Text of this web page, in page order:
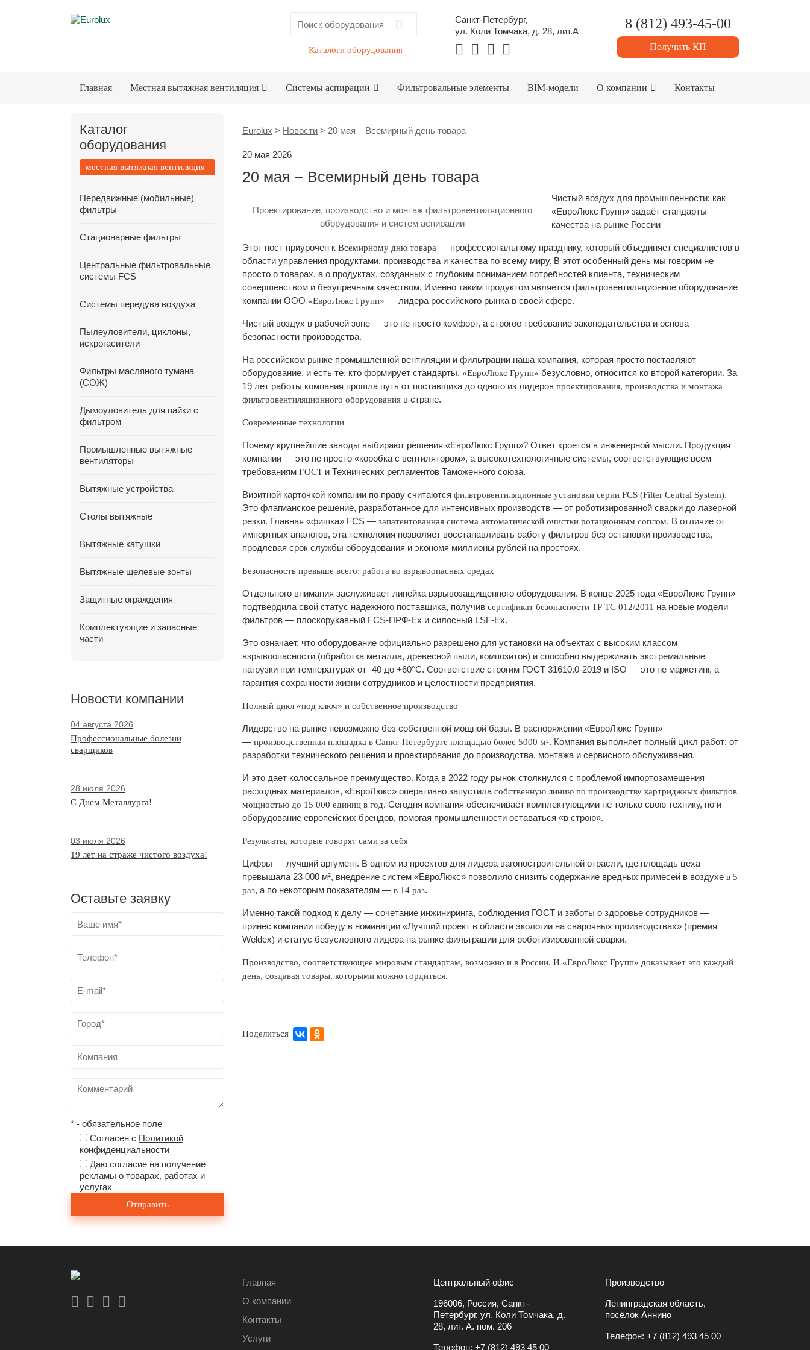
Каталоги оборудования
Санкт-Петербург,
ул. Коли Томчака, д. 28, лит.А
8 (812) 493-45-00
Получить КП
Главная Местная вытяжная вентиляция Системы аспирации Фильтровальные элементы BIM-модели О компании Контакты
Каталог
оборудования
местная вытяжная вентиляция
Передвижные (мобильные)
фильтры
Стационарные фильтры
Центральные фильтровальные
системы FCS
Системы передува воздуха
Пылеуловители, циклоны,
искрогасители
Фильтры масляного тумана
(СОЖ)
Дымоуловитель для пайки с
фильтром
Промышленные вытяжные
вентиляторы
Вытяжные устройства
Столы вытяжные
Вытяжные катушки
Вытяжные щелевые зонты
Защитные ограждения
Комплектующие и запасные
части
Новости компании
04 августа 2026
Профессиональные болезни
сварщиков
28 июля 2026
С Днем Металлурга!
03 июля 2026
19 лет на страже чистого воздуха!
Оставьте заявку
* - обязательное поле
Согласен с Политикой
конфиденциальности
Даю согласие на получение
рекламы о товарах, работах и
услугах
Eurolux > Новости > 20 мая – Всемирный день товара
20 мая 2026
20 мая – Всемирный день товара
Проектирование, производство и монтаж фильтровентиляционного
оборудования и систем аспирации
Чистый воздух для промышленности: как
«ЕвроЛюкс Групп» задаёт стандарты
качества на рынке России
Этот пост приурочен к Всемирному дню товара — профессиональному празднику, который объединяет специалистов в
области управления продуктами, производства и качества по всему миру. В этот особенный день мы говорим не
просто о товарах, а о продуктах, созданных с глубоким пониманием потребностей клиента, техническим
совершенством и безупречным качеством. Именно таким продуктом является фильтровентиляционное оборудование
компании ООО «ЕвроЛюкс Групп» — лидера российского рынка в своей сфере.
Чистый воздух в рабочей зоне — это не просто комфорт, а строгое требование законодательства и основа
безопасности производства.
На российском рынке промышленной вентиляции и фильтрации наша компания, которая просто поставляют
оборудование, и есть те, кто формирует стандарты. «ЕвроЛюкс Групп» безусловно, относится ко второй категории. За
19 лет работы компания прошла путь от поставщика до одного из лидеров проектирования, производства и монтажа
фильтровентиляционного оборудования в стране.
Современные технологии
Почему крупнейшие заводы выбирают решения «ЕвроЛюкс Групп»? Ответ кроется в инженерной мысли. Продукция
компании — это не просто «коробка с вентилятором», а высокотехнологичные системы, соответствующие всем
требованиям ГОСТ и Технических регламентов Таможенного союза.
Визитной карточкой компании по праву считаются фильтровентиляционные установки серии FCS (Filter Central System).
Это флагманское решение, разработанное для интенсивных производств — от роботизированной сварки до лазерной
резки. Главная «фишка» FCS — запатентованная система автоматической очистки ротационным соплом. В отличие от
импортных аналогов, эта технология позволяет восстанавливать работу фильтров без остановки производства,
продлевая срок службы оборудования и экономя миллионы рублей на простоях.
Безопасность превыше всего: работа во взрывоопасных средах
Отдельного внимания заслуживает линейка взрывозащищенного оборудования. В конце 2025 года «ЕвроЛюкс Групп»
подтвердила свой статус надежного поставщика, получив сертификат безопасности ТР ТС 012/2011 на новые модели
фильтров — плоскорукавный FCS-ПРФ-Ех и силосный LSF-Ех.
Это означает, что оборудование официально разрешено для установки на объектах с высоким классом
взрывоопасности (обработка металла, древесной пыли, композитов) и способно выдерживать экстремальные
нагрузки при температурах от -40 до +60°C. Соответствие строгим ГОСТ 31610.0-2019 и ISO — это не маркетинг, а
гарантия сохранности жизни сотрудников и целостности предприятия.
Полный цикл «под ключ» и собственное производство
Лидерство на рынке невозможно без собственной мощной базы. В распоряжении «ЕвроЛюкс Групп»
— производственная площадка в Санкт-Петербурге площадью более 5000 м². Компания выполняет полный цикл работ: от
разработки технического решения и проектирования до производства, монтажа и сервисного обслуживания.
И это дает колоссальное преимущество. Когда в 2022 году рынок столкнулся с проблемой импортозамещения
расходных материалов, «ЕвроЛюкс» оперативно запустила собственную линию по производству картриджных фильтров
мощностью до 15 000 единиц в год. Сегодня компания обеспечивает комплектующими не только свою технику, но и
оборудование европейских брендов, помогая промышленности оставаться «в строю».
Результаты, которые говорят сами за себя
Цифры — лучший аргумент. В одном из проектов для лидера вагоностроительной отрасли, где площадь цеха
превышала 23 000 м², внедрение систем «ЕвроЛюкс» позволило снизить содержание вредных примесей в воздухе в 5
раз, а по некоторым показателям — в 14 раз.
Именно такой подход к делу — сочетание инжиниринга, соблюдения ГОСТ и заботы о здоровье сотрудников —
принес компании победу в номинации «Лучший проект в области экологии на сварочных производствах» (премия
Weldex) и статус безусловного лидера на рынке фильтрации для роботизированной сварки.
Производство, соответствующее мировым стандартам, возможно и в России. И «ЕвроЛюкс Групп» доказывает это каждый
день, создавая товары, которыми можно гордиться.
Поделиться
Главная
О компании
Контакты
Услуги
Центральный офис
196006, Россия, Санкт-
Петербург, ул. Коли Томчака, д.
28, лит. А. пом. 206
Телефон: +7 (812) 493 45 00
Производство
Ленинградская область,
посёлок Аннино
Телефон: +7 (812) 493 45 00